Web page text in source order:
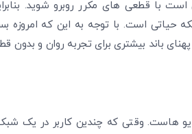
است با قطعی ‌های مکرر روبرو شوید.
حیاتی است. با توجه به این که
هاست. وقتی که چندین کاربر در یک